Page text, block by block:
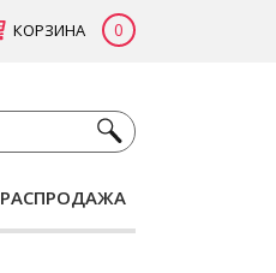
КОРЗИНА 0
РАСПРОДАЖА